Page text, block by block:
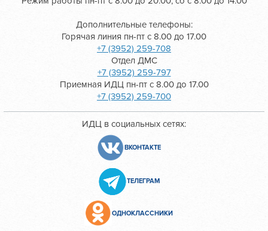
Дополнительные телефоны:
Горячая линия пн-пт с 8.00 до 17.00
+7 (3952) 259-708
Отдел ДМС
+7 (3952) 259-797
Приемная ИДЦ пн-пт с 8.00 до 17.00
+7 (3952) 259-700
ИДЦ в социальных сетях:
ВКОНТАКТЕ
ТЕЛЕГРАМ
ОДНОКЛАССНИКИ